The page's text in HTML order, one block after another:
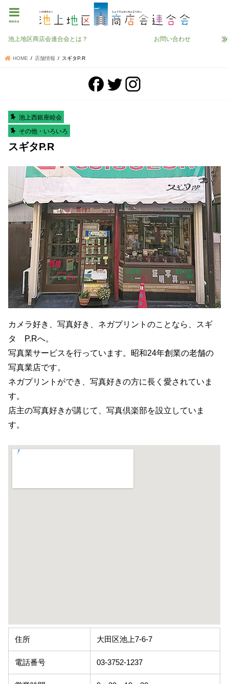
menu
池上地区商店会連合会とは？ お問い合わせ
HOME 店舗情報 スギタP.R
池上西銀座睦会
その他・いろいろ
スギタP.R
カメラ好き、写真好き、ネガプリントのことなら、スギ
タ P.Rへ。
写真業サービスを行っています。昭和24年創業の老舗の
写真業店です。
ネガプリントができ、写真好きの方に長く愛されていま
す。
店主の写真好きが講じて、写真倶楽部を設立していま
す。
住所 大田区池上7-6-7
電話番号 03-3752-1237